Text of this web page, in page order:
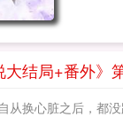
大结局+番外》
从换心脏之后，都